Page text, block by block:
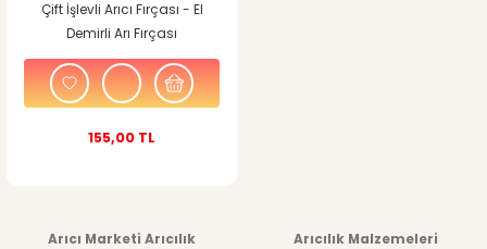
Çift İşlevli Arıcı Fırçası - El
Demirli Arı Fırçası
155,00 TL
Arıcı Marketi Arıcılık
Arıcılık Malzemeleri